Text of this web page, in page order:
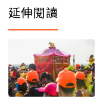
延伸閱讀